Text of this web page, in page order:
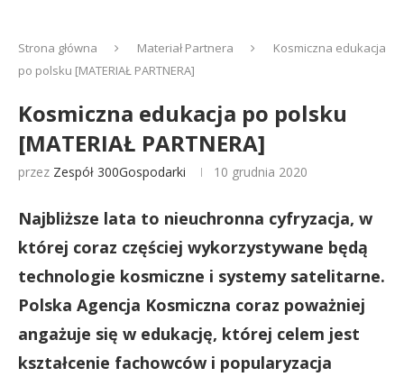
Strona główna Materiał Partnera
Kosmiczna edukacja
po polsku [MATERIAŁ PARTNERA]
Kosmiczna edukacja po polsku
[MATERIAŁ PARTNERA]
przez Zespół 300Gospodarki 10 grudnia 2020
Najbliższe lata to nieuchronna cyfryzacja, w
której coraz częściej wykorzystywane będą
technologie kosmiczne i systemy satelitarne.
Polska Agencja Kosmiczna coraz poważniej
angażuje się w edukację, której celem jest
kształcenie fachowców i popularyzacja